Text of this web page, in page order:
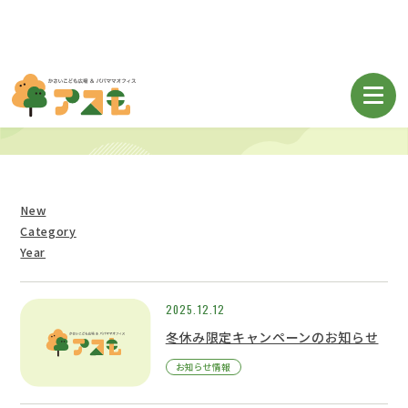
New
Category
Year
2025.12.12
冬休み限定キャンペーンのお知らせ
お知らせ情報